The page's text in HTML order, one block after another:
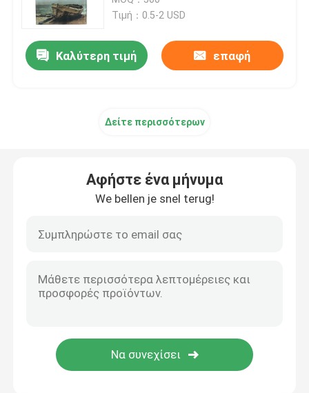
Εκτύπωση βιβλίων
Εκτύπωση περιοδικών
Εκτύπωση βιβλίων με χρώματα
φαντασίας με ματ λαμινάρισμα
Τιμή：0.5-2 USD
Καλύτερη τιμή επαφή
Δείτε περισσότερων
Αφήστε ένα μήνυμα
We bellen je snel terug!